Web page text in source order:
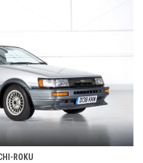
ROKU